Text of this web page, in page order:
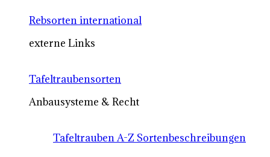
Rebsorten international
externe Links
Tafeltraubensorten
Anbausysteme & Recht
Tafeltrauben A-Z Sortenbeschreibungen